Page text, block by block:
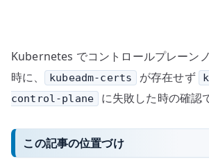
い
場
合
kubeadm-
certs
Kubernetes でコントロールプレーン
時に、
kubeadm-certs が存在せず
control-plane
に失敗した時の確認
この記事の位置づけ